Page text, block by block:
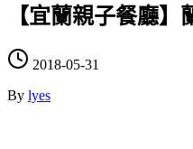
【宜蘭親子餐廳
2018-05-31
By lyes